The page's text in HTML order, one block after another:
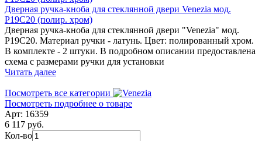
Дверная ручка-кноба для стеклянной двери Venezia мод.
P19C20 (полир. хром)
Дверная ручка-кноба для стеклянной двери "Venezia" мод.
P19C20. Материал ручки - латунь. Цвет: полированный хром.
В комплекте - 2 штуки. В подробном описании предоставлена
схема с размерами ручки для установки
Читать далее
Посмотреть все категории
Посмотреть подробнее о товаре
Арт: 16359
6 117 руб.
Кол-во